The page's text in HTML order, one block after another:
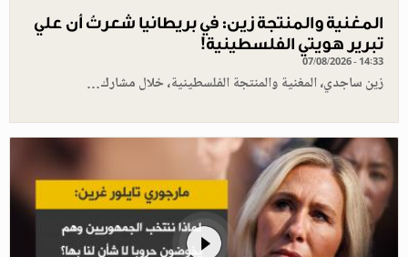
المغنية والمنتجة زين: في بريطانيا شعرتُ أن علي
تبرير هويتي الفلسطينية!
07/08/2026 - 14:33
زين ساجدي، المغنية والمنتجة الفلسطينية، خلال مشارك…